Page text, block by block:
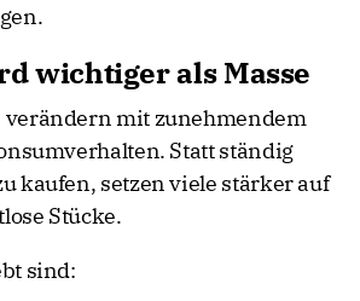
wichtiger als Masse
verändern mit zunehmendem
Statt ständig
kaufen, setzen viele stärker auf
Stücke.
sind: